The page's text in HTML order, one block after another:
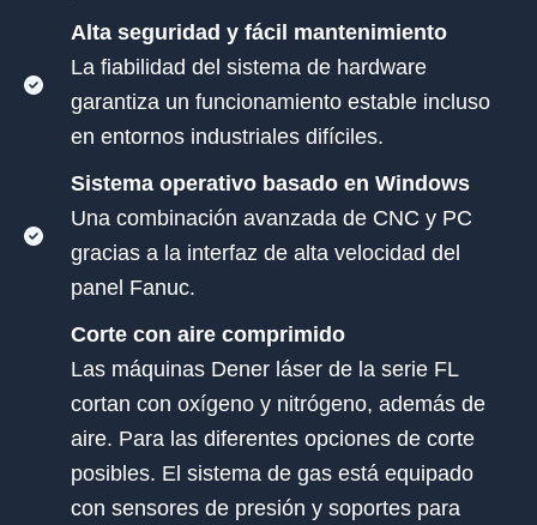
Alta seguridad y fácil mantenimiento
La fiabilidad del sistema de hardware
garantiza un funcionamiento estable incluso
en entornos industriales difíciles.
Sistema operativo basado en Windows
Una combinación avanzada de CNC y PC
gracias a la interfaz de alta velocidad del
panel Fanuc.
Corte con aire comprimido
Las máquinas Dener láser de la serie FL
cortan con oxígeno y nitrógeno, además de
aire. Para las diferentes opciones de corte
posibles. El sistema de gas está equipado
con sensores de presión y soportes para